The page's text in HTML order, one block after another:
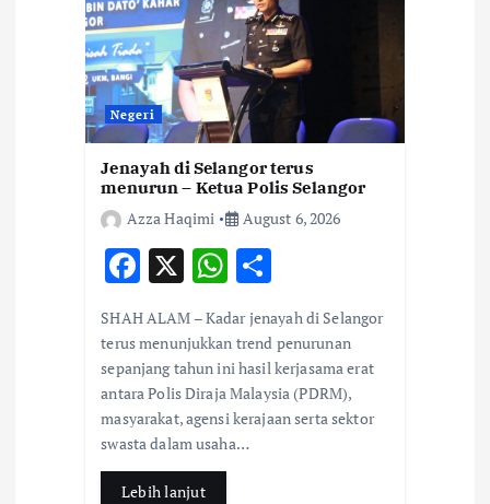
Negeri
Jenayah di Selangor terus
menurun – Ketua Polis Selangor
Azza Haqimi
August 6, 2026
F
ac
e
b
o
o
k
X W
h
at
s
A
p
ar
e
SHAH ALAM – Kadar jenayah di Selangor
terus menunjukkan trend penurunan
sepanjang tahun ini hasil kerjasama erat
antara Polis Diraja Malaysia (PDRM),
masyarakat, agensi kerajaan serta sektor
swasta dalam usaha…
Lebih lanjut